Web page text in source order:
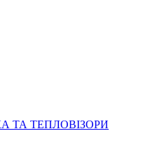
ТА ТЕПЛОВІЗОРИ